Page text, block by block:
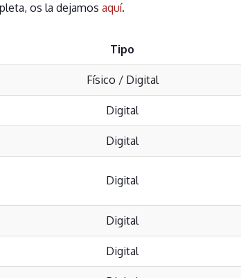
os la dejamos aquí.
Tipo
Físico / Digital
Digital
Digital
Digital
Digital
Digital